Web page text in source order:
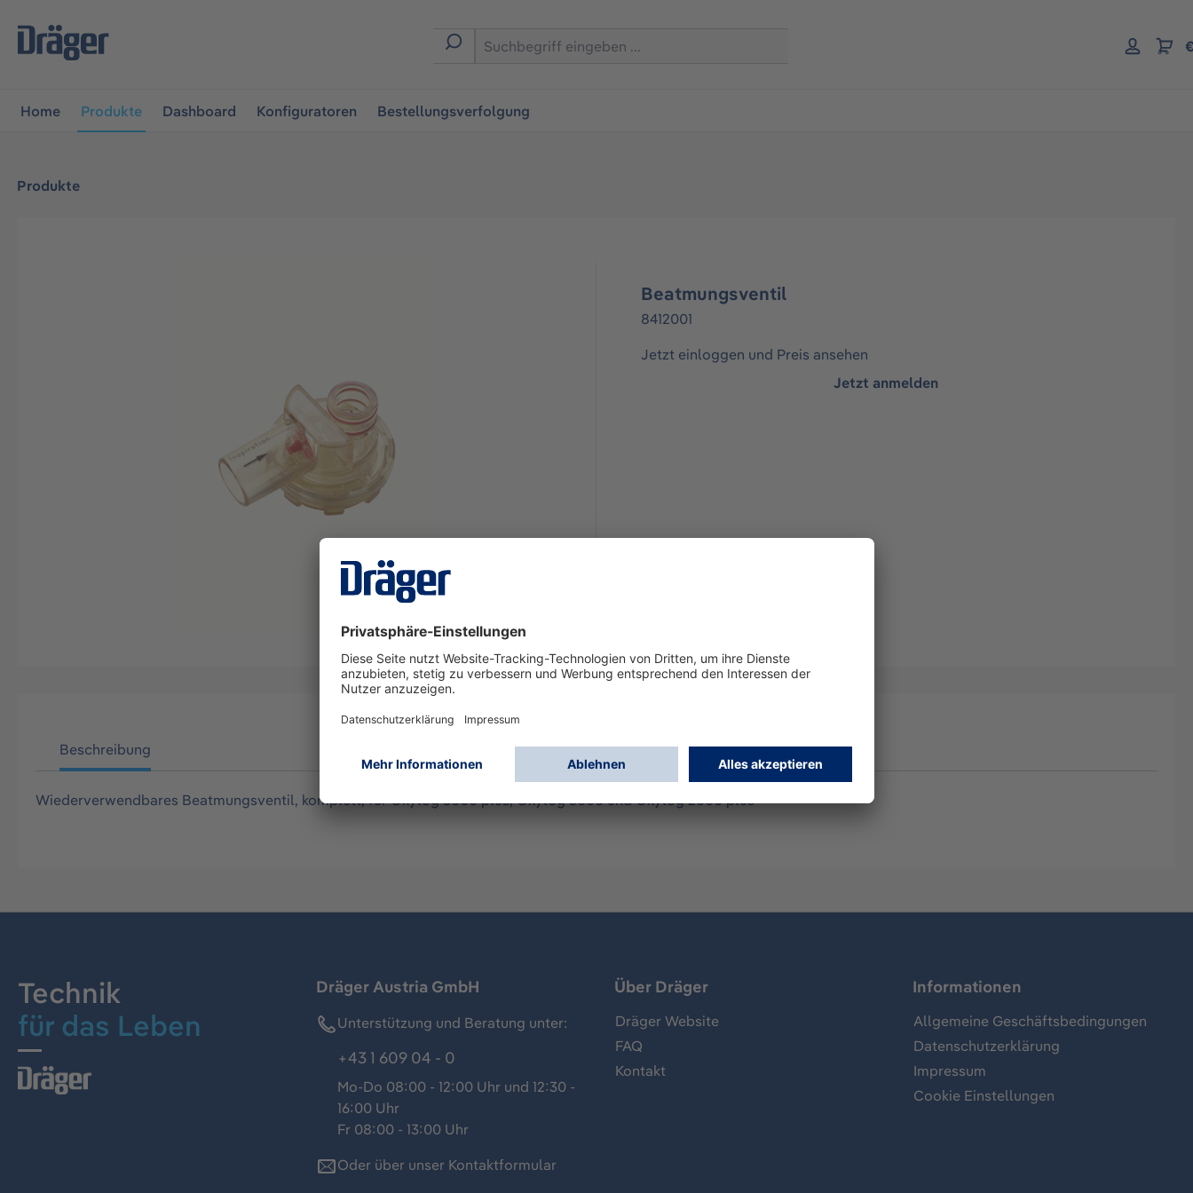
springen
Home Produkte Dashboard Konfiguratoren Bestellungsverfolgung
Produkte
Beatmungsventil
8412001
Jetzt einloggen und Preis ansehen
Jetzt anmelden
Beschreibung
Wiederverwendbares Beatmungsventil, komplett, für Oxylog 3000 plus, Oxylog 3000 und Oxylog 2000 plus
Technik
für das Leben
Dräger Austria GmbH
Unterstützung und Beratung unter:
+43 1 609 04 - 0
Mo-Do 08:00 - 12:00 Uhr und 12:30 -
16:00 Uhr
Fr 08:00 - 13:00 Uhr
Oder über unser Kontaktformular
Über Dräger
Dräger Website
FAQ
Kontakt
Informationen
Allgemeine Geschäftsbedingungen
Datenschutzerklärung
Impressum
Cookie Einstellungen